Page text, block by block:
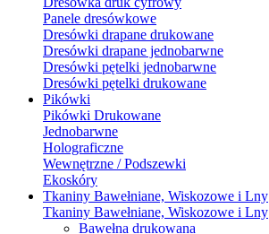
Panele dresówkowe
Dresówki drapane drukowane
Dresówki drapane jednobarwne
Dresówki pętelki jednobarwne
Dresówki pętelki drukowane
Pikówki
Pikówki Drukowane
Jednobarwne
Holograficzne
Wewnętrzne / Podszewki
Ekoskóry
Tkaniny Bawełniane, Wiskozowe i Lny
Tkaniny Bawełniane, Wiskozowe i Lny
Bawełna drukowana